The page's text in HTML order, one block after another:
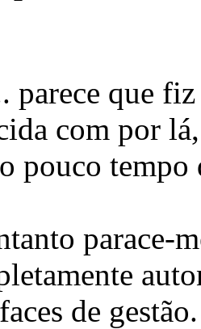
parece que
com por
pouco tempo
parace-
de gestão.